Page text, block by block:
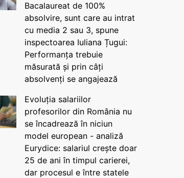
Bacalaureat de 100%
absolvire, sunt care au intrat
cu media 2 sau 3, spune
inspectoarea Iuliana Țugui:
Performanța trebuie
măsurată și prin câți
absolvenți se angajează
Evoluția salariilor
profesorilor din România nu
se încadrează în niciun
model european - analiză
Eurydice: salariul crește doar
25 de ani în timpul carierei,
dar procesul e între statele